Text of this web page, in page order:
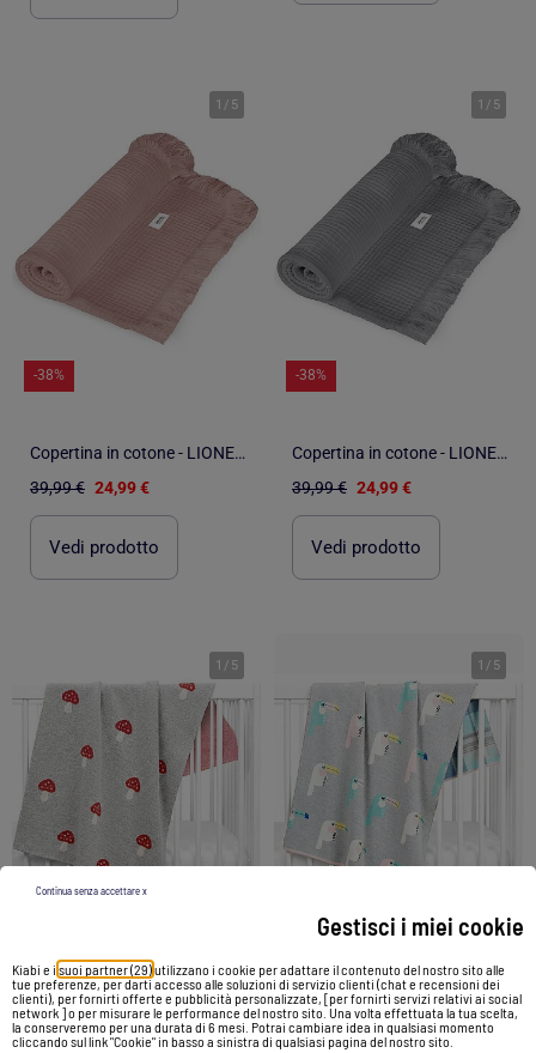
Gestisci i miei cookie
Kiabi e i suoi partner (29)utilizzano i cookie per adattare il contenuto del nostro sito alle
tue preferenze, per darti accesso alle soluzioni di servizio clienti (chat e recensioni dei
clienti), per fornirti offerte e pubblicità personalizzate, [per fornirti servizi relativi ai social
network ] o per misurare le performance del nostro sito. Una volta effettuata la tua scelta,
la conserveremo per una durata di 6 mesi. Potrai cambiare idea in qualsiasi momento
cliccando sul link "Cookie" in basso a sinistra di qualsiasi pagina del nostro sito.
Continua senza accettare x
1 / 5
-38%
Copertina in cotone - LIONELO - 70 x 100 cm - 100% cotone - 280 g/m²
39,99 € 24,99 €
Vedi prodotto
1 / 5
-38%
Copertina in cotone - LIONELO - 70 x 100 cm - 100% cotone - 280 g/m²
39,99 € 24,99 €
Vedi prodotto
1 / 5
Coperta di cotone biologico per bambini, fungo | SEVIRA KIDS
46,00 € 27,60 €
1 / 5
-30%
Coperta di cotone biologico per bambini, toucan | SEVIRA KIDS
46,00 € 32,20 €